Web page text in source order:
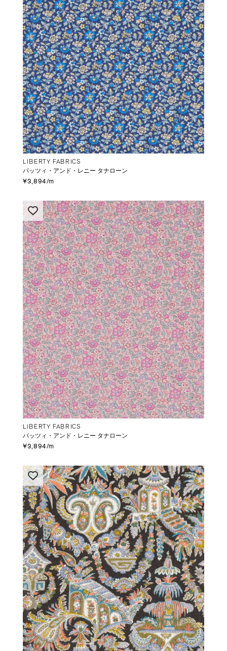
LIBERTY FABRICS
パッツィ・アンド・レニー タナローン
¥3,894/m
LIBERTY FABRICS
パッツィ・アンド・レニー タナローン
¥3,894/m